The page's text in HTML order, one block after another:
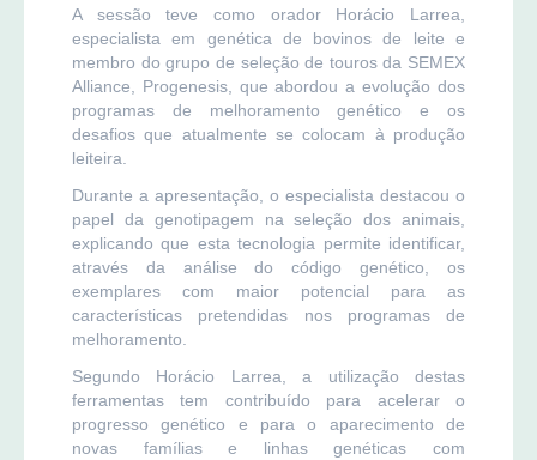
A sessão teve como orador Horácio Larrea,
especialista em genética de bovinos de leite e
membro do grupo de seleção de touros da SEMEX
Alliance, Progenesis, que abordou a evolução dos
programas de melhoramento genético e os
desafios que atualmente se colocam à produção
leiteira.
Durante a apresentação, o especialista destacou o
papel da genotipagem na seleção dos animais,
explicando que esta tecnologia permite identificar,
através da análise do código genético, os
exemplares com maior potencial para as
características pretendidas nos programas de
melhoramento.
Segundo Horácio Larrea, a utilização destas
ferramentas tem contribuído para acelerar o
progresso genético e para o aparecimento de
novas famílias e linhas genéticas com